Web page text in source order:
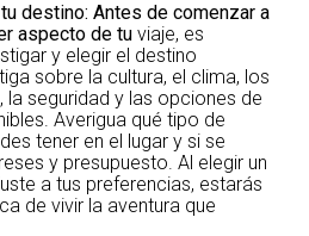
destino: Antes de comenzar a
aspecto de tu viaje, es
y elegir el destino
sobre la cultura, el clima, los
la seguridad y las opciones de
Averigua qué tipo de
tener en el lugar y si se
y presupuesto. Al elegir un
a tus preferencias, estarás
de vivir la aventura que